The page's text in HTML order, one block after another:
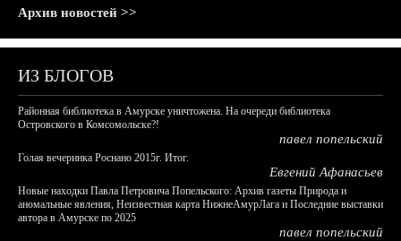
Архив новостей >>
ИЗ БЛОГОВ
Районная библиотека в Амурске уничтожена. На очереди библиотека
Островского в Комсомольске?!
павел попельский
Голая вечеринка Роснано 2015г. Итог.
Евгений Афанасьев
Новые находки Павла Петровича Попельского: Архив газеты Природа и
аномальные явления, Неизвестная карта НижнеАмурЛага и Последние выставки
автора в Амурске по 2025
павел попельский